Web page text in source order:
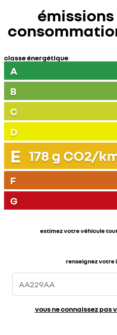
émissions
classe énergétique
A
B
C
D
E 178 g CO2/
F
G
estimez votre véhicule
renseignez
vous ne connaissez